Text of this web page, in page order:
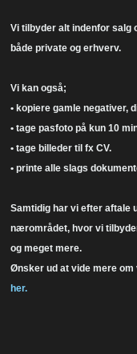
Vi tilbyder alt indenfor salg
både private og erhverv.
Vi kan også;
• kopiere gamle negativer,
• tage pasfoto på kun 10
• tage billeder til fx CV.
• printe alle slags
Samtidig har vi efter aftale
nærområdet, hvor vi
og meget mere.
Ønsker ud at vide mere
her.